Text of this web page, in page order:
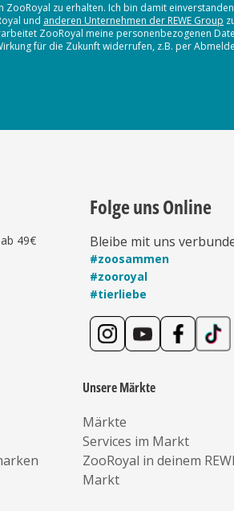
ZooRoyal zu erhalten. Ich bin damit
und anderen Unternehmen der REWE Group
ZooRoyal meine personenbezogenen
für die Zukunft widerrufen, z.B. per
49€
Folge uns Online
Bleibe mit uns
#zoosammen
#zooroyal
#tierliebe
Unsere Märkte
Märkte
Services im Markt
ZooRoyal in deinem
Markt